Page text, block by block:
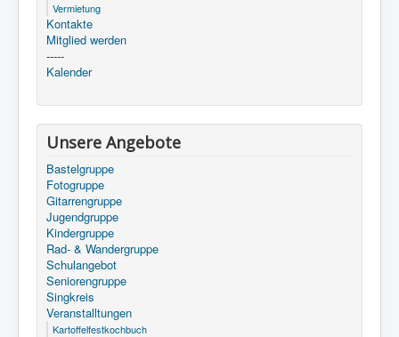
Vermietung
Kontakte
Mitglied werden
-----
Kalender
Unsere Angebote
Bastelgruppe
Fotogruppe
Gitarrengruppe
Jugendgruppe
Kindergruppe
Rad- & Wandergruppe
Schulangebot
Seniorengruppe
Singkreis
Veranstalltungen
Kartoffelfestkochbuch